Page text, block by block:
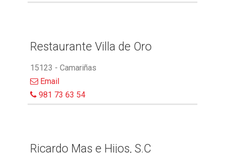
Restaurante Villa de Oro
15123 - Camariñas
Email
981 73 63 54
Ricardo Mas e Hijos, S.C